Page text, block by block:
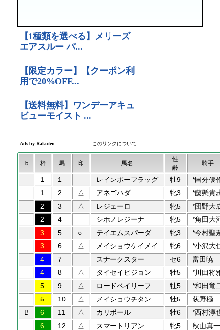
b 枠 馬 印 馬名
性
齢
騎手
1 1 レインボーフラッグ 牡9
*国分優
1
2 △ アネゴハダ 牝3
*藤懸貴
2
3 △ レジェーロ 牝5
*団野大
2
4 シホノレジーナ 牝5
*角田大
3
5 ○ テイエムスパーダ 牝3
*今村聖
3
6 △ メイショウケイメイ 牝6
*小沢大
4
7 スナークスター セ6
富田暁
4
8 △ タイセイビジョン 牡5
*川田将
5
9 △ ロードベイリーフ 牡5
*和田竜
5
10 △ メイショウチタン 牡5
荻野極
B
6 11 △ カリボール 牡6
*西村淳
6
12 △ スマートリアン 牝5
秋山真一